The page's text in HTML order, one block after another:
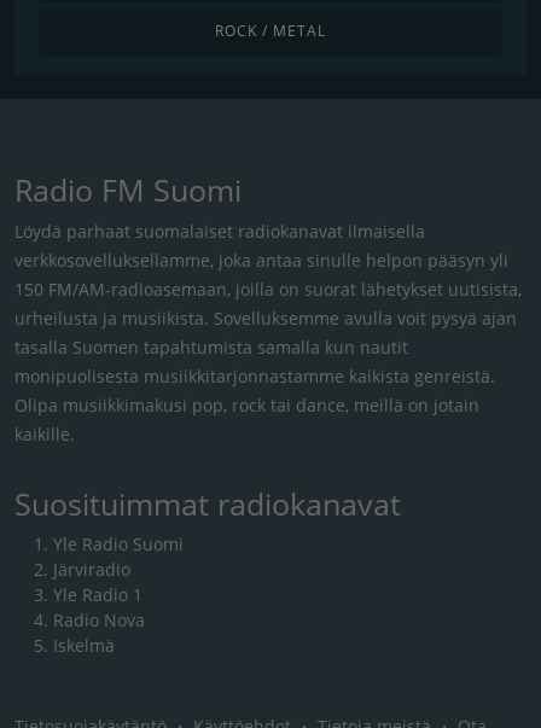
ROCK / METAL
Radio FM Suomi
Löydä parhaat suomalaiset radiokanavat ilmaisella
verkkosovelluksellamme, joka antaa sinulle helpon pääsyn yli
150 FM/AM-radioasemaan, joilla on suorat lähetykset uutisista,
urheilusta ja musiikista. Sovelluksemme avulla voit pysyä ajan
tasalla Suomen tapahtumista samalla kun nautit
monipuolisesta musiikkitarjonnastamme kaikista genreistä.
Olipa musiikkimakusi pop, rock tai dance, meillä on jotain
kaikille.
Suosituimmat radiokanavat
Yle Radio Suomi
Järviradio
Yle Radio 1
Radio Nova
Iskelmä